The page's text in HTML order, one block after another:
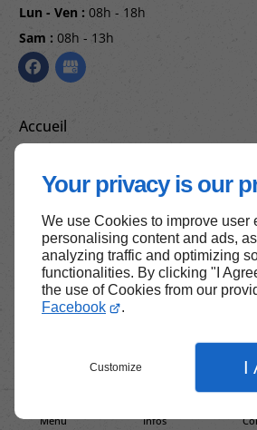
Your privacy is our
We use Cookies to improve user
personalising content and ads,
analyzing traffic and optimizing
functionalities. By clicking "I
the use of Cookies from our
Facebook
.
Customize I
Menu Infos
Lun - Ven : 08h - 18h
Sam : 08h - 13h
Accueil
Mentions légales
Plan du site
Haut de page